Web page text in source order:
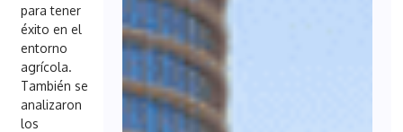
para tener
éxito en el
entorno
agrícola.
También se
analizaron
los